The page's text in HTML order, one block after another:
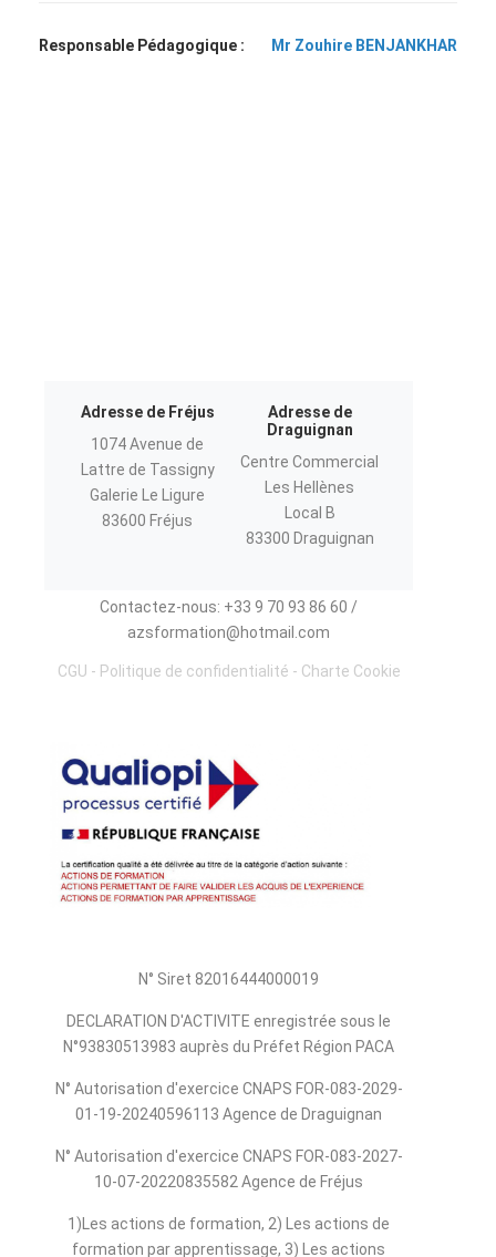
Responsable Pédagogique : Mr Zouhire BENJANKHAR
Adresse de Fréjus
1074 Avenue de
Lattre de Tassigny
Galerie Le Ligure
83600 Fréjus
Adresse de
Draguignan
Centre Commercial
Les Hellènes
Local B
83300 Draguignan
Contactez-nous: +33 9 70 93 86 60 /
azsformation@hotmail.com
CGU - Politique de confidentialité - Charte Cookie
N° Siret 82016444000019
DECLARATION D'ACTIVITE enregistrée sous le
N°93830513983 auprès du Préfet Région PACA
N° Autorisation d'exercice CNAPS FOR-083-2029-
01-19-20240596113 Agence de Draguignan
N° Autorisation d'exercice CNAPS FOR-083-2027-
10-07-20220835582 Agence de Fréjus
1)Les actions de formation, 2) Les actions de
formation par apprentissage, 3) Les actions